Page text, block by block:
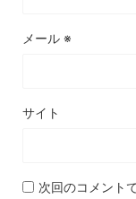
メール ※
サイト
次回のコメント